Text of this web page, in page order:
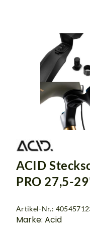
ACID
PRO 27,5-
Artikel-Nr.:
Marke: Acid